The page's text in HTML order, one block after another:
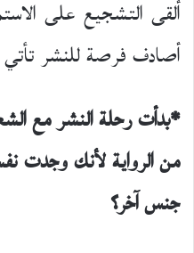
ألقى التشجيع على
أصادف فرصة للنشر
*بدأت رحلة النشر مع
من الرواية لأنك وجدت
جنسآخر؟